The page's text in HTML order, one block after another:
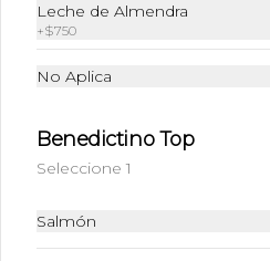
Leche de Almendra
+$750
No Aplica
Benedictino Top
Seleccione 1
Salmón